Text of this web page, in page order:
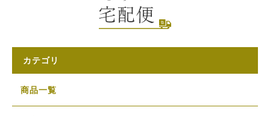
カテゴリ
商品一覧